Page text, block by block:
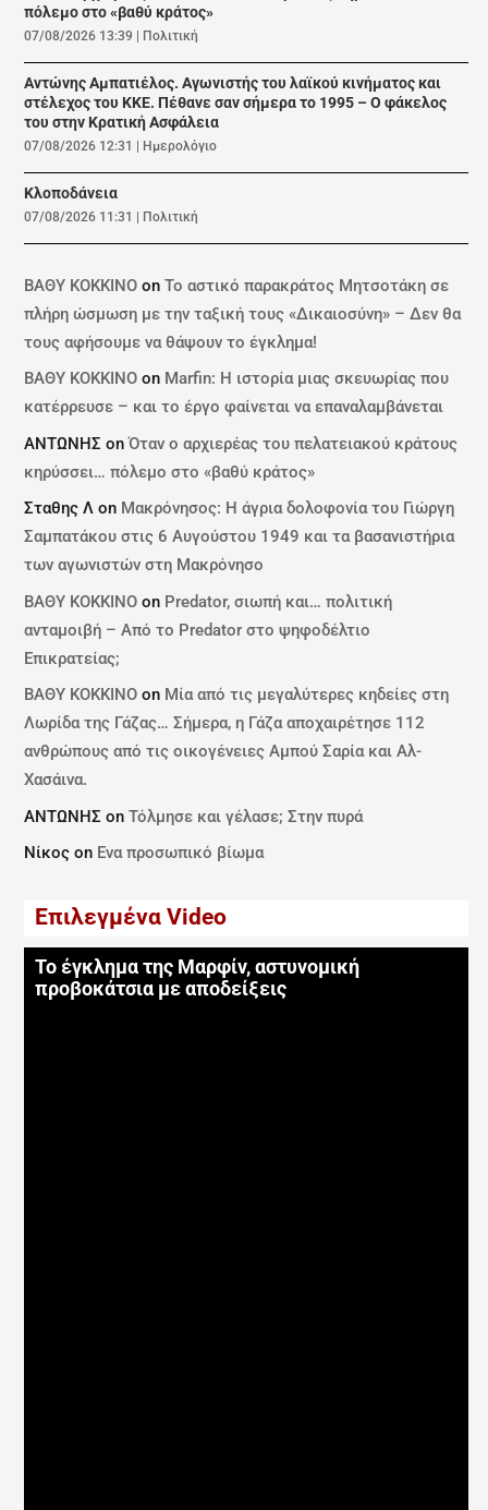
πόλεμο στο «βαθύ κράτος»
07/08/2026 13:39 | Πολιτική
Αντώνης Αμπατιέλος. Αγωνιστής του λαϊκού κινήματος και
στέλεχος του ΚΚΕ. Πέθανε σαν σήμερα το 1995 – Ο φάκελος
του στην Κρατική Ασφάλεια
07/08/2026 12:31 | Ημερολόγιο
Κλοποδάνεια
07/08/2026 11:31 | Πολιτική
ΒΑΘΥ ΚΟΚΚΙΝΟ onΤο αστικό παρακράτος Μητσοτάκη σε
πλήρη ώσμωση με την ταξική τους «Δικαιοσύνη» – Δεν θα
τους αφήσουμε να θάψουν το έγκλημα!
ΒΑΘΥ ΚΟΚΚΙΝΟ on Marfin: Η ιστορία μιας σκευωρίας που
κατέρρευσε – και το έργο φαίνεται να επαναλαμβάνεται
ΑΝΤΩΝΗΣ onΌταν ο αρχιερέας του πελατειακού κράτους
κηρύσσει… πόλεμο στο «βαθύ κράτος»
Σταθης Λ on Μακρόνησος: Η άγρια δολοφονία του Γιώργη
Σαμπατάκου στις 6 Αυγούστου 1949 και τα βασανιστήρια
των αγωνιστών στη Μακρόνησο
ΒΑΘΥ ΚΟΚΚΙΝΟ on Predator, σιωπή και… πολιτική
ανταμοιβή – Από το Predator στο ψηφοδέλτιο
Επικρατείας;
ΒΑΘΥ ΚΟΚΚΙΝΟ on Μία από τις μεγαλύτερες κηδείες στη
Λωρίδα της Γάζας… Σήμερα, η Γάζα αποχαιρέτησε 112
ανθρώπους από τις οικογένειες Αμπού Σαρία και Αλ-
Χασάινα.
ΑΝΤΩΝΗΣ onΤόλμησε και γέλασε; Στην πυρά
Νίκος on Ενα προσωπικό βίωμα
Επιλεγμένα Video
Το έγκλημα της Μαρφίν, αστυνομική
προβοκάτσια με αποδείξεις